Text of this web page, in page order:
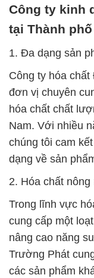
Công ty kinh
tại Thành
1. Đa dạng sản
Công ty hóa
đơn vị chuyên
hóa chất chất
Nam. Với nhiều
chúng tôi cam
dạng về sản
2. Hóa chất nông
Trong lĩnh vực
cung cấp một
nâng cao năng
Trường Phát
các sản phẩm